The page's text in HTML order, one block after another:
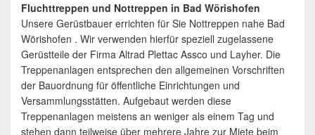
Fluchttreppen und Nottreppen in Bad Wörishofen
Unsere Gerüstbauer errichten für Sie Nottreppen nahe Bad
Wörishofen . Wir verwenden hierfür speziell zugelassene
Gerüstteile der Firma Altrad Plettac Assco und Layher. Die
Treppenanlagen entsprechen den allgemeinen Vorschriften
der Bauordnung für öffentliche Einrichtungen und
Versammlungsstätten. Aufgebaut werden diese
Treppenanlagen meistens an weniger als einem Tag und
stehen dann teilweise über mehrere Jahre zur Miete beim